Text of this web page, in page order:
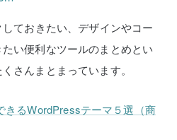
ておきたい、デザインやコー
い便利なツールのまとめとい
さんまとまっています。
きるWordPressテーマ５選（商